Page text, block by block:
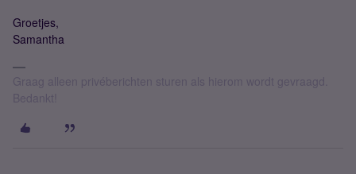
Groetjes,
Samantha
Graag alleen privéberichten sturen als hierom wordt gevraagd.
Bedankt!